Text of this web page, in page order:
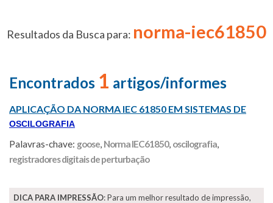
Resultados da Busca para: norma-iec61850
Encontrados 1 artigos/informes
APLICAÇÃO DA NORMA IEC 61850 EM SISTEMAS DE
OSCILOGRAFIA
Palavras-chave: goose, Norma IEC61850, oscilografia,
registradores digitais de perturbação
DICA PARA IMPRESSÃO: Para um melhor resultado de impressão,